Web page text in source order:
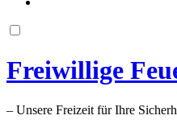
Freiwillige
– Unsere Freizeit für Ihre